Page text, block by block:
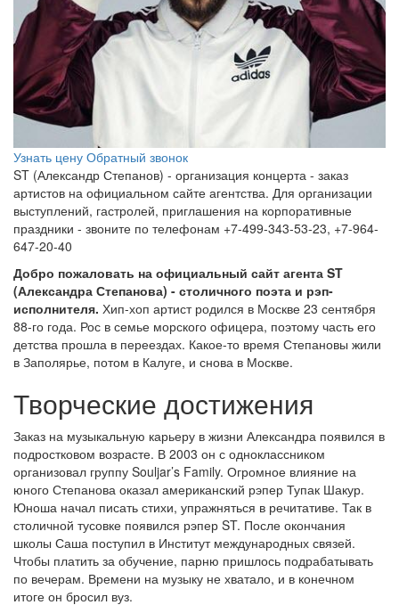
Узнать цену Обратный звонок
ST (Александр Степанов) - организация концерта - заказ
артистов на официальном сайте агентства. Для организации
выступлений, гастролей, приглашения на корпоративные
праздники - звоните по телефонам +7-499-343-53-23, +7-964-
647-20-40
Добро пожаловать на официальный сайт агента ST
(Александра Степанова) - столичного поэта и рэп-
исполнителя. Хип-хоп артист родился в Москве 23 сентября
88-го года. Рос в семье морского офицера, поэтому часть его
детства прошла в переездах. Какое-то время Степановы жили
в Заполярье, потом в Калуге, и снова в Москве.
Творческие достижения
Заказ на музыкальную карьеру в жизни Александра появился в
подростковом возрасте. В 2003 он с одноклассником
организовал группу Souljar’s Family. Огромное влияние на
юного Степанова оказал американский рэпер Тупак Шакур.
Юноша начал писать стихи, упражняться в речитативе. Так в
столичной тусовке появился рэпер ST. После окончания
школы Саша поступил в Институт международных связей.
Чтобы платить за обучение, парню пришлось подрабатывать
по вечерам. Времени на музыку не хватало, и в конечном
итоге он бросил вуз.